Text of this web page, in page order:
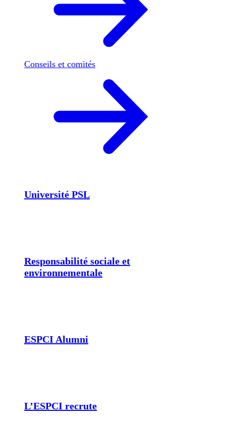
Conseils et comités
Université PSL
Responsabilité sociale et
environnementale
ESPCI Alumni
L’ESPCI recrute